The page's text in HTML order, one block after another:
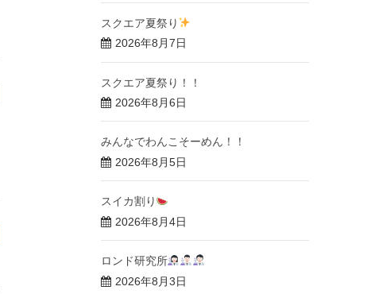
スクエア夏祭り
2026年8月7日
スクエア夏祭り！！
2026年8月6日
みんなでわんこそーめん！！
2026年8月5日
スイカ割り
2026年8月4日
ロンド研究所
2026年8月3日